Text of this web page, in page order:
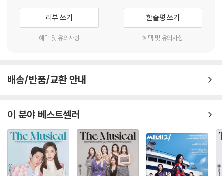
리뷰 쓰기
혜택 및 유의사항
한줄평 쓰기
혜택 및 유의사항
배송/반품/교환 안내
이 분야 베스트셀러